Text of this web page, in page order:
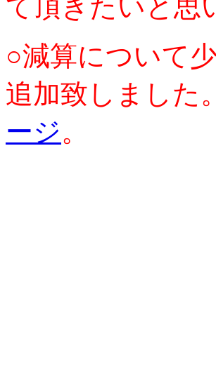
て頂きたいと思
○減算について
追加致しました。
ージ。